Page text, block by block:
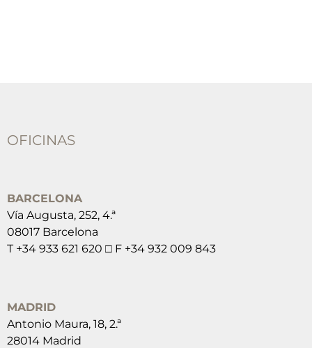
OFICINAS
BARCELONA
Vía Augusta, 252, 4.ª
08017 Barcelona
T +34 933 621 620 □ F +34 932 009 843
MADRID
Antonio Maura, 18, 2.ª
28014 Madrid